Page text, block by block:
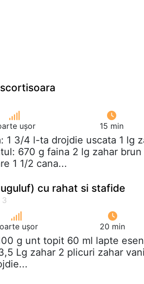
ușor 15 min
1 3/4 l-ta drojdie uscata 1 lg
670 g faina 2 lg zahar
1 1/2 cana...
cu rahat si stafide
ușor 20 min
g unt topit 60 ml lapte
Lg zahar 2 plicuri zahar